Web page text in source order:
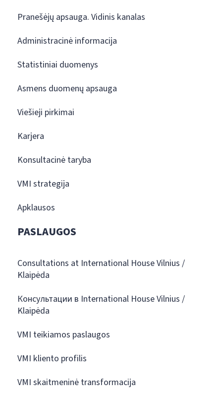
Pranešėjų apsauga. Vidinis kanalas
Administracinė informacija
Statistiniai duomenys
Asmens duomenų apsauga
Viešieji pirkimai
Karjera
Konsultacinė taryba
VMI strategija
Apklausos
PASLAUGOS
Consultations at International House Vilnius /
Klaipėda
Консультации в International House Vilnius /
Klaipėda
VMI teikiamos paslaugos
VMI kliento profilis
VMI skaitmeninė transformacija